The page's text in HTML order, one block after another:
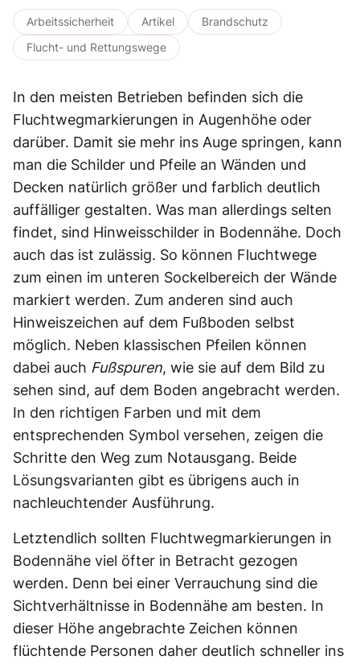
Arbeitssicherheit Artikel
Brandschutz
Flucht- und Rettungswege
In den meisten Betrieben befinden sich die
Fluchtwegmarkierungen in Augenhöhe oder
darüber. Damit sie mehr ins Auge springen, kann
man die Schilder und Pfeile an Wänden und
Decken natürlich größer und farblich deutlich
auffälliger gestalten. Was man allerdings selten
findet, sind Hinweisschilder in Bodennähe. Doch
auch das ist zulässig. So können Fluchtwege
zum einen im unteren Sockelbereich der Wände
markiert werden. Zum anderen sind auch
Hinweiszeichen auf dem Fußboden selbst
möglich. Neben klassischen Pfeilen können
dabei auch Fußspuren, wie sie auf dem Bild zu
sehen sind, auf dem Boden angebracht werden.
In den richtigen Farben und mit dem
entsprechenden Symbol versehen, zeigen die
Schritte den Weg zum Notausgang. Beide
Lösungsvarianten gibt es übrigens auch in
nachleuchtender Ausführung.
Letztendlich sollten Fluchtwegmarkierungen in
Bodennähe viel öfter in Betracht gezogen
werden. Denn bei einer Verrauchung sind die
Sichtverhältnisse in Bodennähe am besten. In
dieser Höhe angebrachte Zeichen können
flüchtende Personen daher deutlich schneller ins